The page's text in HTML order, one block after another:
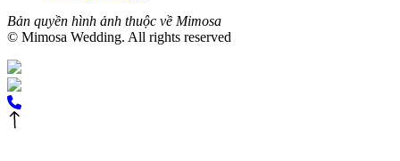
Bản quyền hình ảnh thuộc về Mimosa
© Mimosa Wedding. All rights reserved